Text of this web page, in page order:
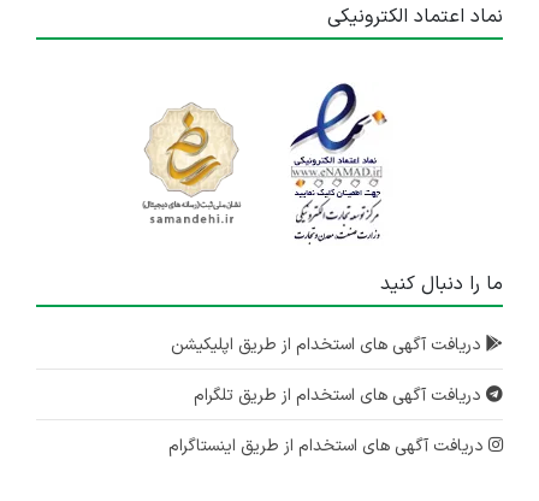
نماد اعتماد الکترونیکی
ما را دنبال کنید
دریافت آگهی های استخدام از طریق اپلیکیشن
دریافت آگهی های استخدام از طریق تلگرام
دریافت آگهی های استخدام از طریق اینستاگرام